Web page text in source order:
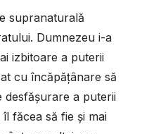
supranaturală
Dumnezeu i-a
izbitoare a puterii
cu încăpățânare să
desfășurare a puterii
făcea să fie și mai